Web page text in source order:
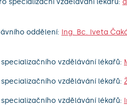
oddělení: Ing. Bc. Iveta
vzdělávání lékařů:
vzdělávání lékařů:
vzdělávání lékařů: